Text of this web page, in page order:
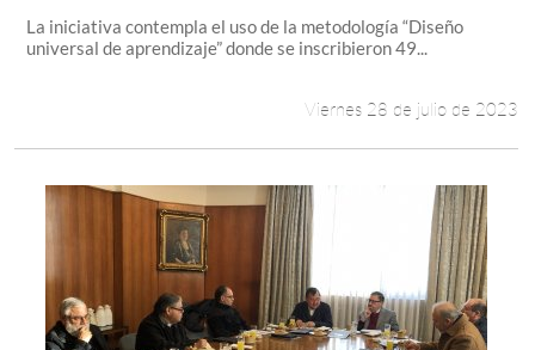
La iniciativa contempla el uso de la metodología “Diseño
universal de aprendizaje” donde se inscribieron 49...
Viernes 28 de julio de 2023